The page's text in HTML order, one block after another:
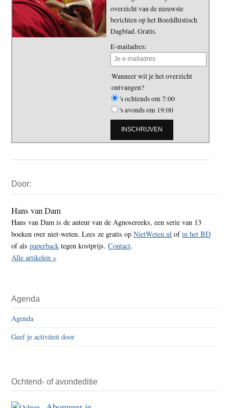
overzicht van de nieuwste
berichten op het Boeddhistisch
Dagblad. Gratis.
E-mailadres:
Wanneer wil je het overzicht
ontvangen?
's ochtends om 7:00
's avonds om 19:00
Sidebar
Door:
Hans van Dam
Hans van Dam is de auteur van de Agnosereeks, een serie van 13
boeken over niet-weten. Lees ze gratis opNietWeten.nl ofin het BD
of alspaperback tegen kostprijs.Contact.
Alle artikelen »
Agenda
Agenda
Geef je activiteit door
Ochtend- of avondeditie